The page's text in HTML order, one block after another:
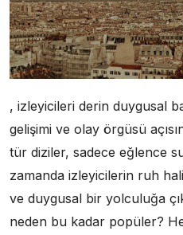
, izleyicileri derin duygusal
gelişimi ve olay örgüsü
tür diziler, sadece eğlence
zamanda izleyicilerin ruh
ve duygusal bir yolculuğa
neden bu kadar popüler?